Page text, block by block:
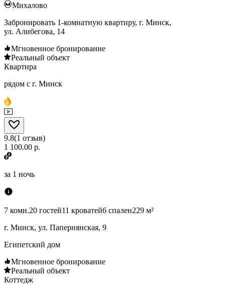
Михалово
Забронировать 1-комнатную квартиру, г. Минск,
ул. Алибегова, 14
Мгновенное бронирование
Реальный объект
Квартира
рядом с г. Минск
9.8(1 отзыв)
1 100.00 р.
за 1 ночь
7 комн.20 гостей11 кроватей6 спален229 м²
г. Минск, ул. Папернянская, 9
Египетский дом
Мгновенное бронирование
Реальный объект
Коттедж